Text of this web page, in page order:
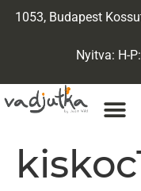
1053, Budapest
Nyitva: H-